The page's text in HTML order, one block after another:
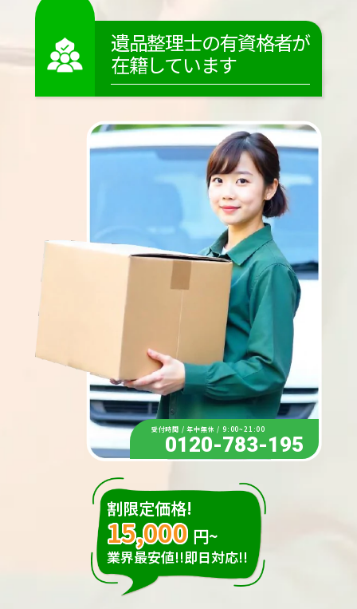
遺品整理士の有資格者が
在籍しています
受付時間 / 年中無休 / 9:00~21:00
0120-783-195
割限定価格!
15,000 円~
業界最安値!!即日対応!!